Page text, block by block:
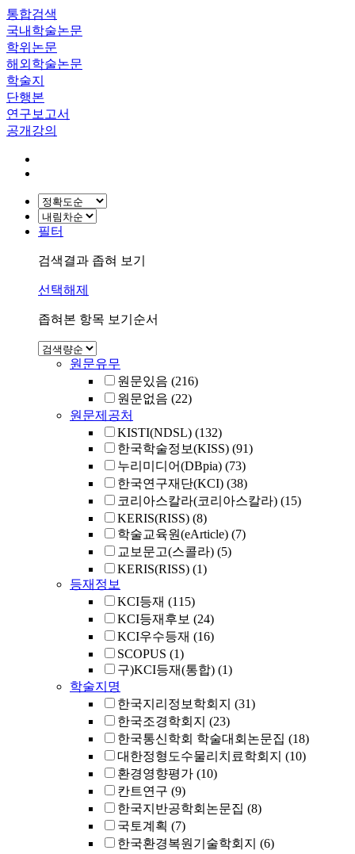
통합검색
국내학술논문
학위논문
해외학술논문
학술지
단행본
연구보고서
공개강의
필터
검색결과 좁혀 보기
선택해제
좁혀본 항목 보기순서
원문유무
원문있음 (216)
원문없음 (22)
원문제공처
KISTI(NDSL) (132)
한국학술정보(KISS) (91)
누리미디어(DBpia) (73)
한국연구재단(KCI) (38)
코리아스칼라(코리아스칼라) (15)
KERIS(RISS) (8)
학술교육원(eArticle) (7)
교보문고(스콜라) (5)
KERIS(RISS) (1)
등재정보
KCI등재 (115)
KCI등재후보 (24)
KCI우수등재 (16)
SCOPUS (1)
구)KCI등재(통합) (1)
학술지명
한국지리정보학회지 (31)
한국조경학회지 (23)
한국통신학회 학술대회논문집 (18)
대한정형도수물리치료학회지 (10)
환경영향평가 (10)
칸트연구 (9)
한국지반공학회논문집 (8)
국토계획 (7)
한국환경복원기술학회지 (6)